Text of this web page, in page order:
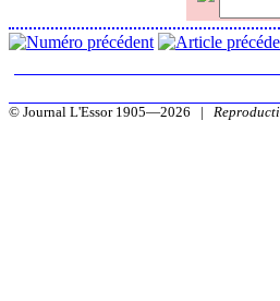
© Journal L'Essor 1905—2026 |